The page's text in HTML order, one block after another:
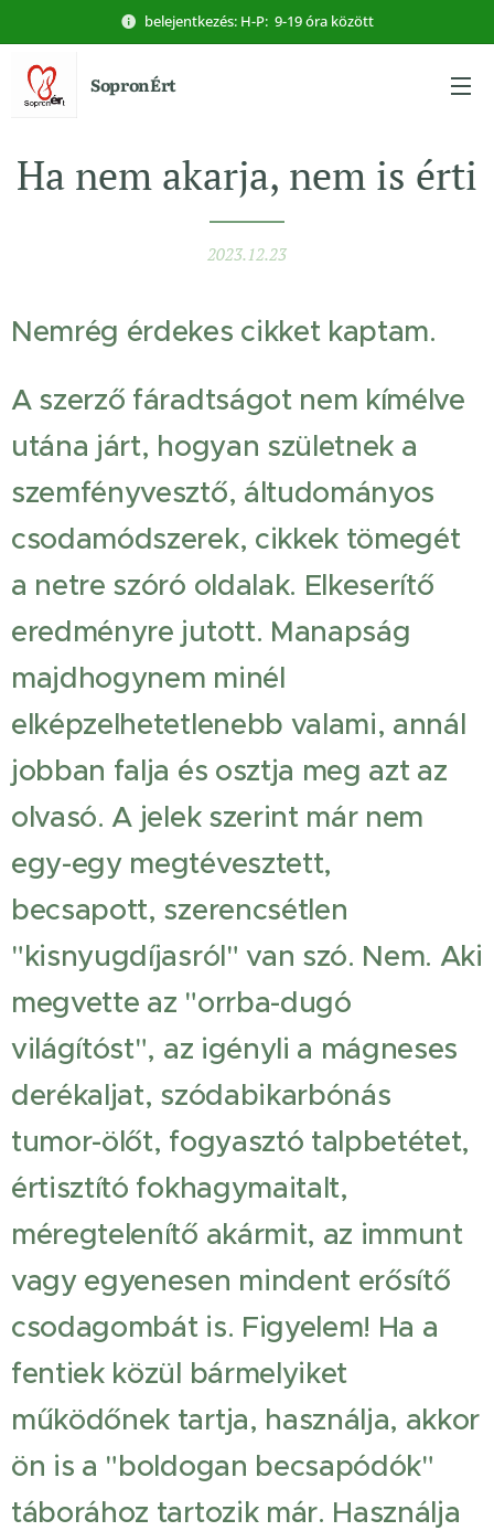
belejentkezés: H-P: 9-19 óra között
SopronÉrt
Ha nem akarja, nem is érti
2023.12.23
Nemrég érdekes cikket kaptam.
A szerző fáradtságot nem kímélve
utána járt, hogyan születnek a
szemfényvesztő, áltudományos
csodamódszerek, cikkek tömegét
a netre szóró oldalak. Elkeserítő
eredményre jutott. Manapság
majdhogynem minél
elképzelhetetlenebb valami, annál
jobban falja és osztja meg azt az
olvasó. A jelek szerint már nem
egy-egy megtévesztett,
becsapott, szerencsétlen
"kisnyugdíjasról" van szó. Nem. Aki
megvette az "orrba-dugó
világítóst", az igényli a mágneses
derékaljat, szódabikarbónás
tumor-ölőt, fogyasztó talpbetétet,
értisztító fokhagymaitalt,
méregtelenítő akármit, az immunt
vagy egyenesen mindent erősítő
csodagombát is. Figyelem! Ha a
fentiek közül bármelyiket
működőnek tartja, használja, akkor
ön is a "boldogan becsapódók"
táborához tartozik már. Használja